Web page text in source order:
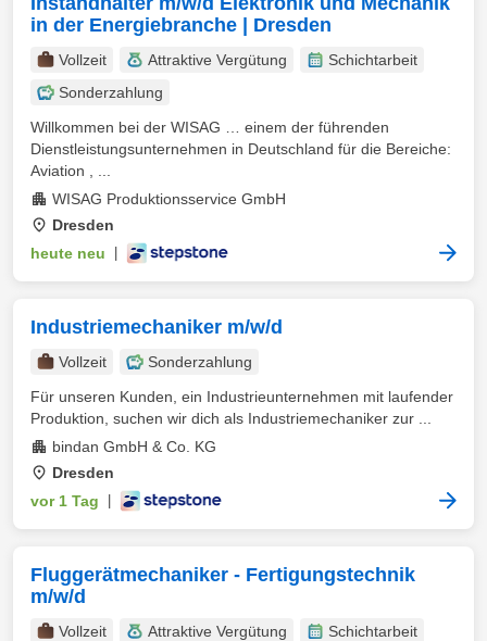
in der Energiebranche | Dresden
Vollzeit Attraktive Vergütung
Schichtarbeit
Sonderzahlung
Willkommen bei der WISAG … einem der führenden
Dienstleistungsunternehmen in Deutschland für die Bereiche:
Aviation , ...
WISAG Produktionsservice GmbH
Dresden
heute neu
Industriemechaniker m/w/d
Vollzeit
Sonderzahlung
Für unseren Kunden, ein Industrieunternehmen mit laufender
Produktion, suchen wir dich als Industriemechaniker zur ...
bindan GmbH & Co. KG
Dresden
vor 1 Tag
Fluggerätmechaniker - Fertigungstechnik
m/w/d
Vollzeit Attraktive Vergütung
Schichtarbeit